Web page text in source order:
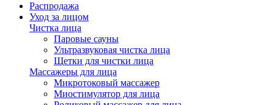
Распродажа
Уход за лицом
Чистка лица
Паровые сауны
Ультразвуковая чистка лица
Щетки для чистки лица
Массажеры для лица
Микротоковый массажер
Миостимулятор для лица